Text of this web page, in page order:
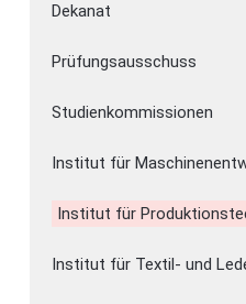
Dekanat
Prüfungsausschuss
Studienkommissionen
Institut für
Institut für
Institut für Textil- und